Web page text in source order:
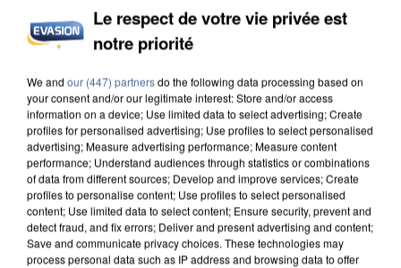
DE SOLIDARITÉ AVEC LES...
Le respect de votre vie privée est
notre priorité
We and our (447) partnersdo the following data processing based on
your consent and/or our legitimate interest: Store and/or access
information on a device; Use limited data to select advertising; Create
profiles for personalised advertising; Use profiles to select personalised
advertising; Measure advertising performance; Measure content
performance; Understand audiences through statistics or combinations
of data from different sources; Develop and improve services; Create
profiles to personalise content; Use profiles to select personalised
content; Use limited data to select content; Ensure security, prevent and
detect fraud, and fix errors; Deliver and present advertising and content;
Save and communicate privacy choices. These technologies may
process personal data such as IP address and browsing data to offer